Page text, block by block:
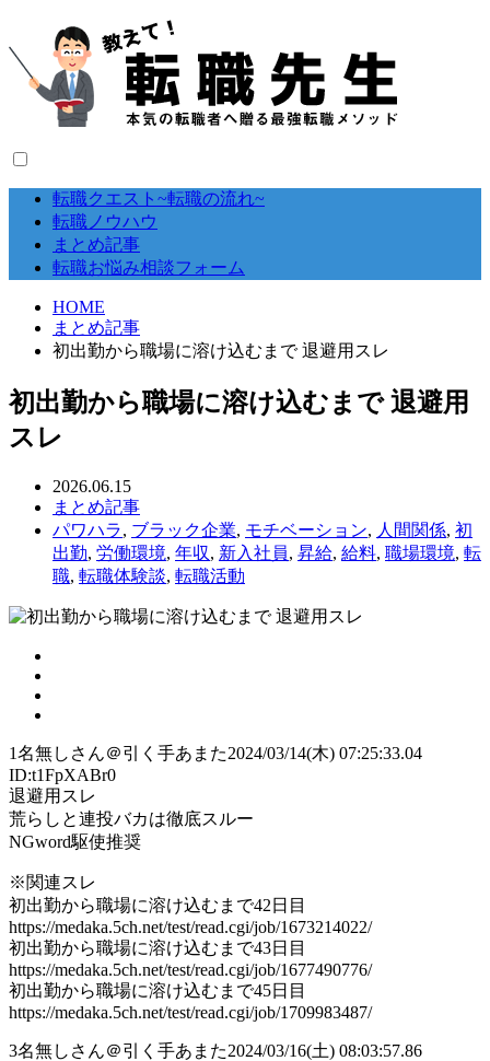
転職クエスト~転職の流れ~
転職ノウハウ
まとめ記事
転職お悩み相談フォーム
HOME
まとめ記事
初出勤から職場に溶け込むまで 退避用スレ
初出勤から職場に溶け込むまで 退避用
スレ
2026.06.15
まとめ記事
パワハラ, ブラック企業, モチベーション, 人間関係, 初
出勤, 労働環境, 年収, 新入社員, 昇給, 給料, 職場環境, 転
職, 転職体験談, 転職活動
1名無しさん＠引く手あまた2024/03/14(木) 07:25:33.04
ID:t1FpXABr0
退避用スレ
荒らしと連投バカは徹底スルー
NGword駆使推奨
※関連スレ
初出勤から職場に溶け込むまで42日目
https://medaka.5ch.net/test/read.cgi/job/1673214022/
初出勤から職場に溶け込むまで43日目
https://medaka.5ch.net/test/read.cgi/job/1677490776/
初出勤から職場に溶け込むまで45日目
https://medaka.5ch.net/test/read.cgi/job/1709983487/
3名無しさん＠引く手あまた2024/03/16(土) 08:03:57.86